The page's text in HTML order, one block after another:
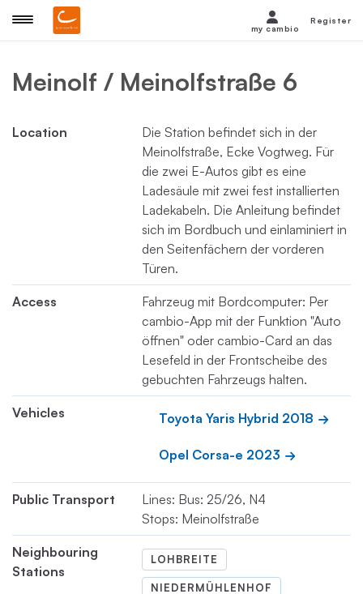
Meinolf / Meinolfstraße 6
Location
Die Station befindet sich in der
Meinolfstraße, Ecke Vogtweg. Für
die zwei E-Autos gibt es eine
Ladesäule mit zwei fest installierten
Ladekabeln. Die Anleitung befindet
sich im Bordbuch und einlaminiert in
den Seitenfächern der vorderen
Türen.
Access
Fahrzeug mit Bordcomputer: Per
cambio-App mit der Funktion "Auto
öffnen" oder cambio-Card an das
Lesefeld in der Frontscheibe des
gebuchten Fahrzeugs halten.
Vehicles Toyota Yaris Hybrid 2018
Opel Corsa-e 2023
Public Transport
Lines: Bus: 25/26, N4
Stops: Meinolfstraße
Neighbouring
Stations
LOHBREITE
NIEDERMÜHLENHOF
my cambio
Register